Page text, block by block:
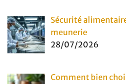
Sécurité
meunerie
28/07/2026
Comment bien